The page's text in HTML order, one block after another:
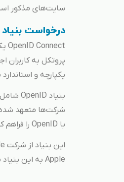
سایت‌های مذکور
درخواست بنیاد OpenID از Apple برای پیوستن به آن
پروتکل به
یکپارچه و
با OpenID را فراهم کنند.
Apple به این بنیاد ملحق شود. البته شرکت اپل به این درخواست هیچ پاسخی نداده است.